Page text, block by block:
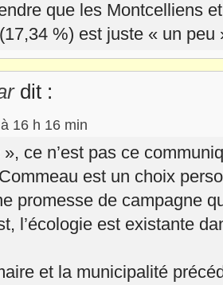
que les Montcelliens
%) est juste « un peu
dit :
16 h 16 min
ce n’est pas ce
est un choix
promesse de campagne
l’écologie est existante
et la municipalité